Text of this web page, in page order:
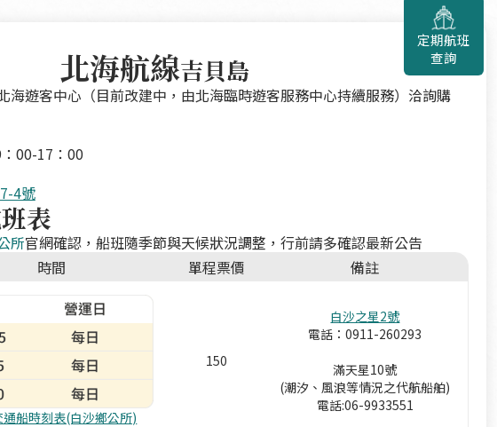
定期航班
查詢
北海航線吉貝島
海遊客中心（目前改建中，由北海臨時遊客服務中心持續服務）洽詢購
00-17：00
4號
表
所官網確認，船班隨季節與天候狀況調整，行前請多確認最新公告
時間 單程票價 備註
通船時刻表(白沙鄉公所)
150
白沙之星2號
電話：0911-260293
滿天星10號
(潮汐、風浪等情況之代航船舶)
電話:06-9933551